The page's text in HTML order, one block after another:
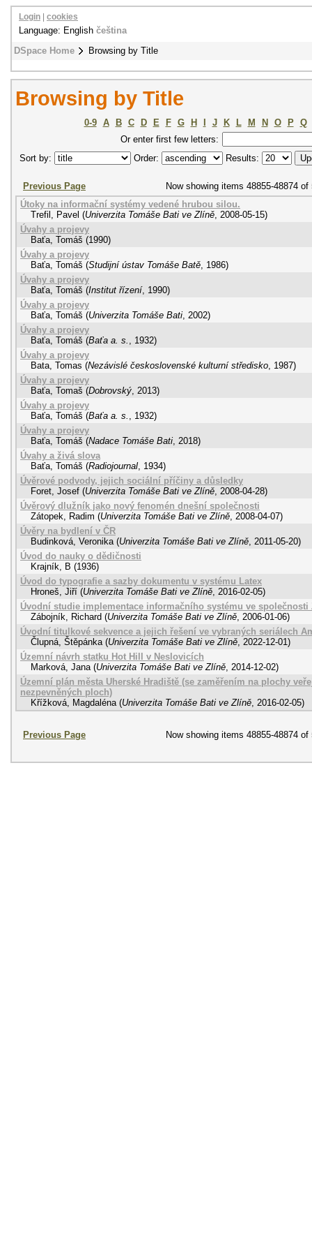
DSpace Home Browsing by Title
Login cookies
Language: English čeština
Browsing by Title
0-9 A B C D E F G H J K L M N O P
Q
Or enter first few letters:
Sort by:
Order: Results:
Previous Page
Now showing items 48855-48874 of
Útoky na informační systémy vedené hrubou silou.
Trefil, Pavel (Univerzita Tomáše Bati ve Zlíně, 2008-05-15)
Úvahy a projevy
Baťa, Tomáš (1990)
Úvahy a projevy
Baťa, Tomáš (Studijní ústav Tomáše Batě, 1986)
Úvahy a projevy
Baťa, Tomáš (Institut řízení, 1990)
Úvahy a projevy
Baťa, Tomáš (Univerzita Tomáše Bati, 2002)
Úvahy a projevy
Baťa, Tomáš (Baťa a. s. , 1932)
Úvahy a projevy
Bata, Tomas (Nezávislé československé kulturní středisko, 1987)
Úvahy a projevy
Baťa, Tomaš (Dobrovský, 2013)
Úvahy a projevy
Baťa, Tomáš (Baťa a. s. , 1932)
Úvahy a projevy
Baťa, Tomáš (Nadace Tomáše Bati, 2018)
Úvahy a živá slova
Baťa, Tomáš (Radiojournal, 1934)
Úvěrové podvody, jejich sociální příčiny a důsledky
Foret, Josef (Univerzita Tomáše Bati ve Zlíně, 2008-04-28)
Úvěrový dlužník jako nový fenomén dnešní společnosti
Zátopek, Radim (Univerzita Tomáše Bati ve Zlíně, 2008-04-07)
Úvěry na bydlení v ČR
Budinková, Veronika (Univerzita Tomáše Bati ve Zlíně, 2011-05-20)
Úvod do nauky o dědičnosti
Krajník, B (1936)
Úvod do typografie a sazby dokumentu v systému Latex
Hroneš, Jiří (Univerzita Tomáše Bati ve Zlíně, 2016-02-05)
Úvodní studie implementace informačního systému ve společnosti
Zábojník, Richard (Univerzita Tomáše Bati ve Zlíně, 2006-01-06)
Úvodní titulkové sekvence a jejich řešení ve vybraných seriálech
Člupná, Štěpánka (Univerzita Tomáše Bati ve Zlíně, 2022-12-01)
Územní návrh statku Hot Hill v Neslovicích
Marková, Jana (Univerzita Tomáše Bati ve Zlíně, 2014-12-02)
Územní plán města Uherské Hradiště (se zaměřením na plochy
nezpevněných ploch)
Křížková, Magdaléna (Univerzita Tomáše Bati ve Zlíně, 2016-02-05)
Previous Page Now showing items 48855-48874 of